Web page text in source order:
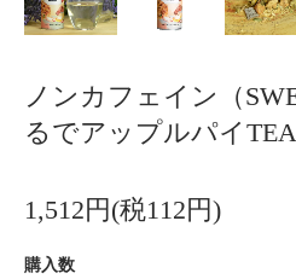
ノンカフェイン（
るでアップルパイTEA
1,512円(税112円)
購入数